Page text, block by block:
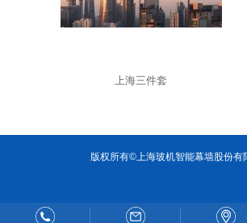
版权所有©上海玻机智能幕墙股份有